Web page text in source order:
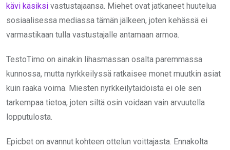
kävi käsiksi vastustajaansa. Miehet ovat jatkaneet huutelua
sosiaalisessa mediassa tämän jälkeen, joten kehässä ei
varmastikaan tulla vastustajalle antamaan armoa.
TestoTimo on ainakin lihasmassan osalta paremmassa
kunnossa, mutta nyrkkeilyssä ratkaisee monet muutkin asiat
kuin raaka voima. Miesten nyrkkeilytaidoista ei ole sen
tarkempaa tietoa, joten siltä osin voidaan vain arvuutella
lopputulosta.
Epicbet on avannut kohteen ottelun voittajasta. Ennakolta